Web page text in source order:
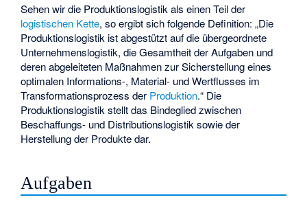
Sehen wir die Produktionslogistik als einen Teil der
logistischen Kette, so ergibt sich folgende Definition: „Die
Produktionslogistik ist abgestützt auf die übergeordnete
Unternehmenslogistik, die Gesamtheit der Aufgaben und
deren abgeleiteten Maßnahmen zur Sicherstellung eines
optimalen Informations-, Material- und Wertflusses im
Transformationsprozess der Produktion.“ Die
Produktionslogistik stellt das Bindeglied zwischen
Beschaffungs- und Distributionslogistik sowie der
Herstellung der Produkte dar.
Aufgaben